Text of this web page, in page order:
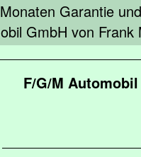
Garantie
GmbH von Frank
F/G/M